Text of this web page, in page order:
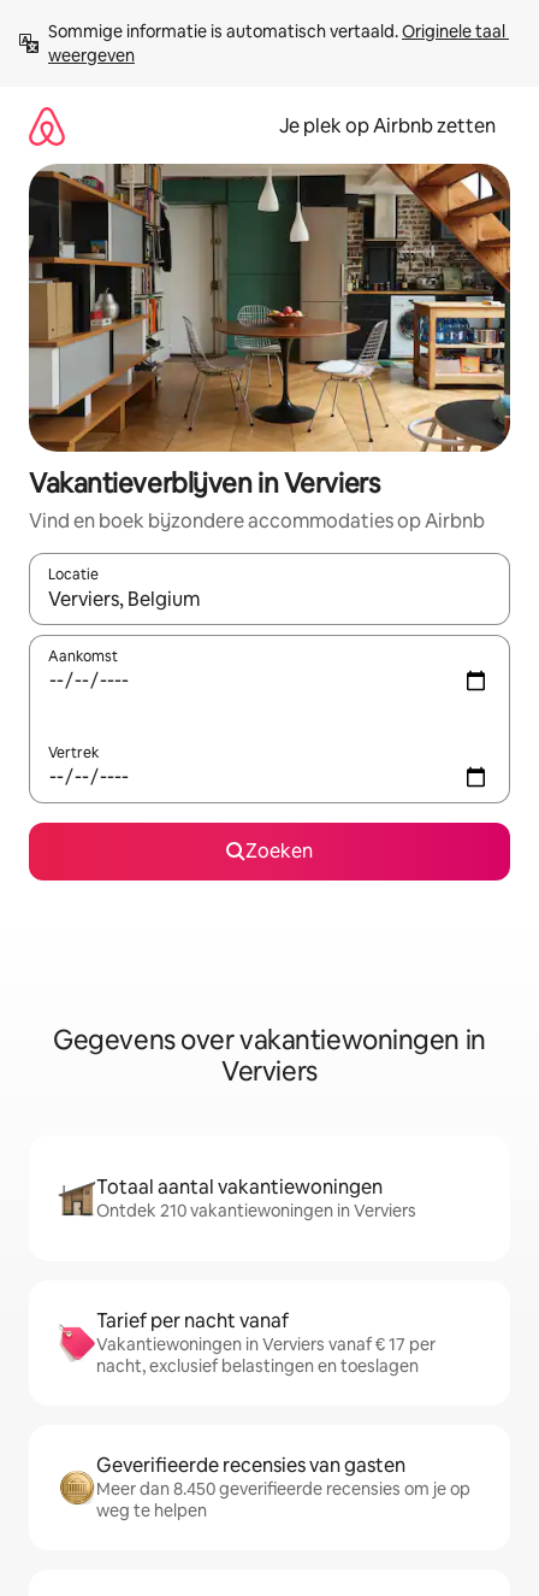
direct
naar
Sommige informatie is automatisch vertaald. Originele taal
weergeven
Je plek op Airbnb zetten
Vakantieverblijven in Verviers
Vind en boek bijzondere accommodaties op Airbnb
Locatie
Wanneer er resultaten beschikbaar zijn, maak je een keuze
Aankomst
Vertrek
Zoeken
Gegevens over vakantiewoningen in
Verviers
Totaal aantal vakantiewoningen
Ontdek 210 vakantiewoningen in Verviers
Tarief per nacht vanaf
Vakantiewoningen in Verviers vanaf € 17 per
nacht, exclusief belastingen en toeslagen
Geverifieerde recensies van gasten
Meer dan 8.450 geverifieerde recensies om je op
weg te helpen